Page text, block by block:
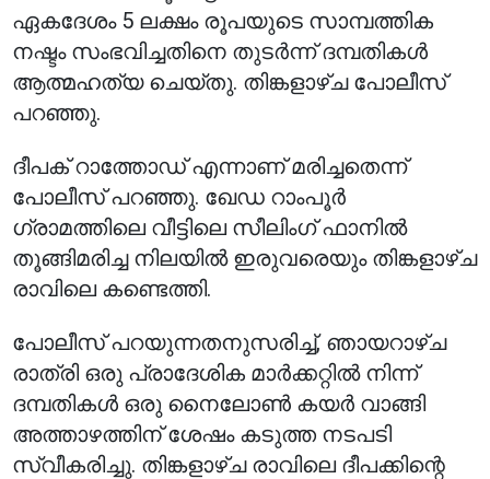
ഏകദേശം 5 ലക്ഷം രൂപയുടെ സാമ്പത്തിക
നഷ്ടം സംഭവിച്ചതിനെ തുടർന്ന് ദമ്പതികൾ
ആത്മഹത്യ ചെയ്തു. തിങ്കളാഴ്ച പോലീസ്
പറഞ്ഞു.
ദീപക് റാത്തോഡ് എന്നാണ് മരിച്ചതെന്ന്
പോലീസ് പറഞ്ഞു. ഖേഡ റാംപൂർ
ഗ്രാമത്തിലെ വീട്ടിലെ സീലിംഗ് ഫാനിൽ
തൂങ്ങിമരിച്ച നിലയിൽ ഇരുവരെയും തിങ്കളാഴ്ച
രാവിലെ കണ്ടെത്തി.
പോലീസ് പറയുന്നതനുസരിച്ച്, ഞായറാഴ്ച
രാത്രി ഒരു പ്രാദേശിക മാർക്കറ്റിൽ നിന്ന്
ദമ്പതികൾ ഒരു നൈലോൺ കയർ വാങ്ങി
അത്താഴത്തിന് ശേഷം കടുത്ത നടപടി
സ്വീകരിച്ചു. തിങ്കളാഴ്ച രാവിലെ ദീപക്കിന്റെ